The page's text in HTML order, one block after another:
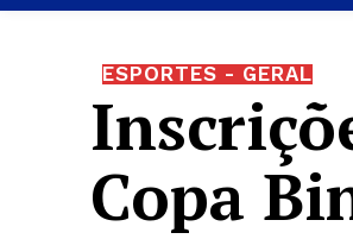
ESPORTES - GERAL
Copa